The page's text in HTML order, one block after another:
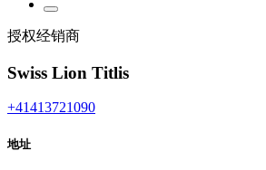
授权经销商
Swiss Lion Titlis
+41413721090
地址